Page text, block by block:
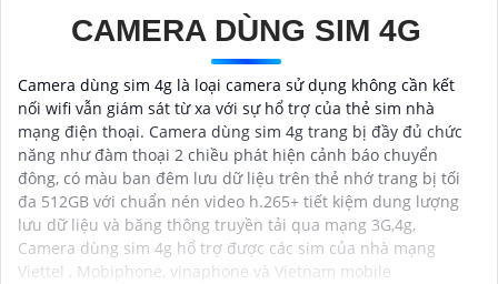
CAMERA DÙNG SIM 4G
Camera dùng sim 4g là loại camera sử dụng không cần kết
nối wifi vẫn giám sát từ xa với sự hổ trợ của thẻ sim nhà
mạng điện thoại. Camera dùng sim 4g trang bị đầy đủ chức
năng như đàm thoại 2 chiều phát hiện cảnh báo chuyển
đông, có màu ban đêm lưu dữ liệu trên thẻ nhớ trang bị tối
đa 512GB với chuẩn nén video h.265+ tiết kiệm dung lượng
lưu dữ liệu và băng thông truyền tải qua mạng 3G,4g,
Camera dùng sim 4g hổ trợ được các sim của nhà mạng
Viettel , Mobiphone, vinaphone và Vietnam mobile